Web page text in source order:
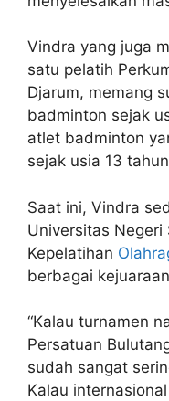
Vindra yang juga
satu pelatih
Djarum, memang
badminton sejak
atlet badminton
sejak usia 13
Saat ini, Vindra
Universitas Negeri
Kepelatihan
berbagai
“Kalau turnamen
Persatuan
sudah sangat
Kalau